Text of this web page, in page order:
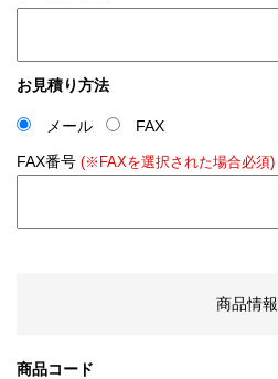
お見積り方法
メール
FAX
FAX番号 (※FAXを選択された場合必須)
商品情報
商品コード